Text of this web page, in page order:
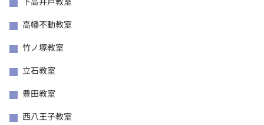
高幡不動教室
竹ノ塚教室
立石教室
豊田教室
西八王子教室